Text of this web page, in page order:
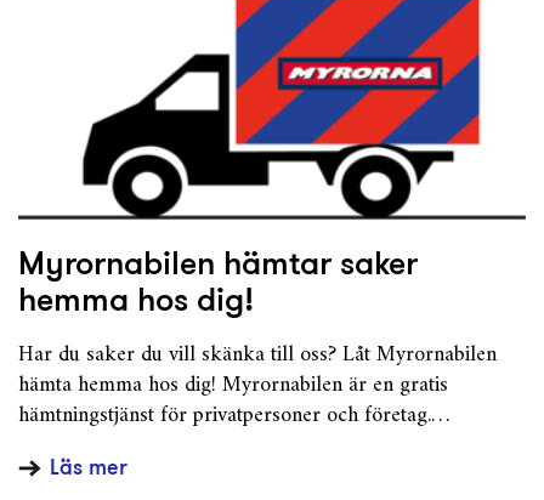
Myrornabilen hämtar saker
hemma hos dig!
Har du saker du vill skänka till oss? Låt Myrornabilen
hämta hemma hos dig! Myrornabilen är en gratis
hämtningstjänst för privatpersoner och företag.…
Läs mer